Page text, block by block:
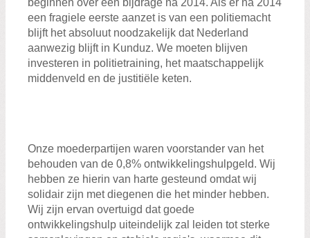
een fragiele eerste aanzet is van een politiemacht
blijft het absoluut noodzakelijk dat Nederland
aanwezig blijft in Kunduz. We moeten blijven
investeren in politietraining, het maatschappelijk
middenveld en de justitiële keten.
Onze moederpartijen waren voorstander van het
behouden van de 0,8% ontwikkelingshulpgeld. Wij
hebben ze hierin van harte gesteund omdat wij
solidair zijn met diegenen die het minder hebben.
Wij zijn ervan overtuigd dat goede
ontwikkelingshulp uiteindelijk zal leiden tot sterke